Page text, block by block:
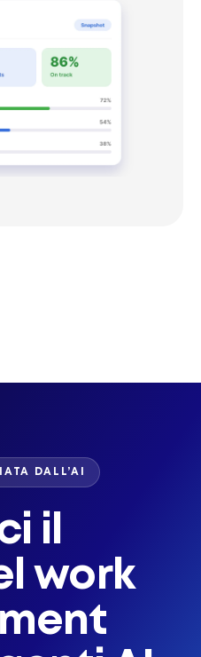
DALL’AI
il
work